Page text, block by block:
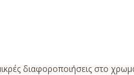
διαφοροποιήσεις στο